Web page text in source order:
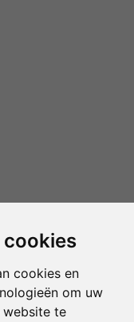
cookies en
om uw
te
voorkeuren
voorwaarden van CBW